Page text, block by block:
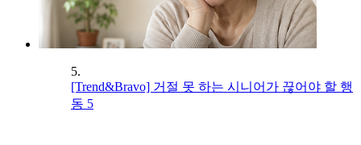
5.
[Trend&Bravo] 거절 못 하는 시니어가 끊어야 할 행
동 5